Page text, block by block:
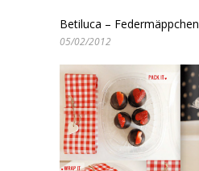
Betiluca – Federmäppchen
05/02/2012